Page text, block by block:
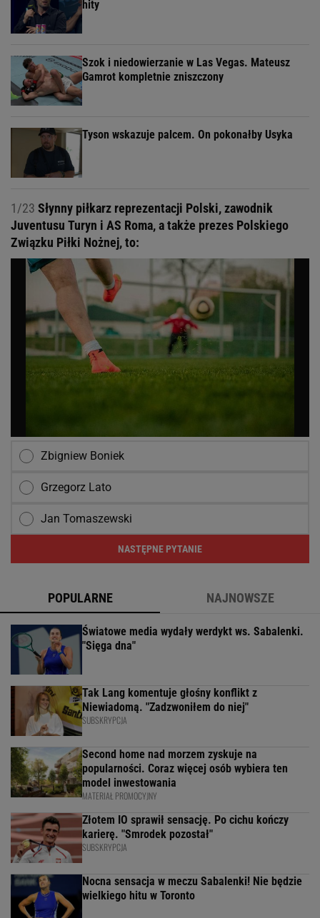
hity
Szok i niedowierzanie w Las Vegas. Mateusz
Gamrot kompletnie zniszczony
Tyson wskazuje palcem. On pokonałby Usyka
1/23 Słynny piłkarz reprezentacji Polski, zawodnik
Juventusu Turyn i AS Roma, a także prezes Polskiego
Związku Piłki Nożnej, to:
Zbigniew Boniek
Grzegorz Lato
Jan Tomaszewski
NASTĘPNE PYTANIE
POPULARNE NAJNOWSZE
Światowe media wydały werdykt ws. Sabalenki.
"Sięga dna"
Tak Lang komentuje głośny konflikt z
Niewiadomą. "Zadzwoniłem do niej"
SUBSKRYPCJA
Second home nad morzem zyskuje na
popularności. Coraz więcej osób wybiera ten
model inwestowania
MATERIAŁ PROMOCYJNY
Złotem IO sprawił sensację. Po cichu kończy
karierę. "Smrodek pozostał"
SUBSKRYPCJA
Nocna sensacja w meczu Sabalenki! Nie będzie
wielkiego hitu w Toronto